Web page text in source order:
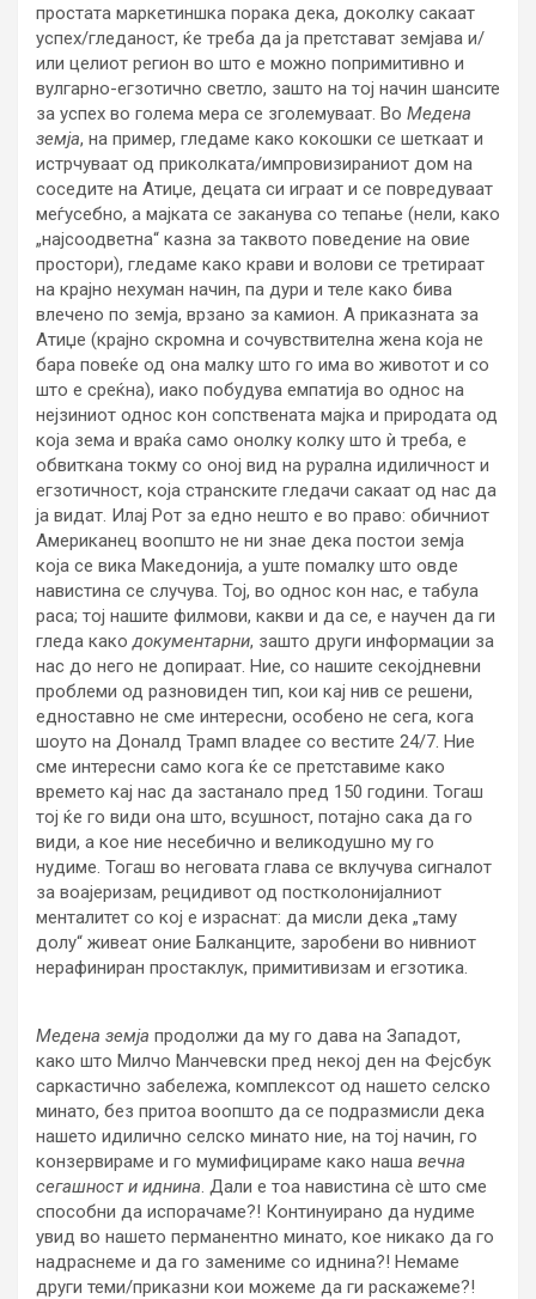
простата маркетиншка порака дека, доколку сакаат
успех/гледаност, ќе треба да ја претстават земјава и/
или целиот регион во што е можно попримитивно и
вулгарно-егзотично светло, зашто на тој начин шансите
за успех во голема мера се зголемуваат. Во Медена
земја, на пример, гледаме како кокошки се шеткаат и
истрчуваат од приколката/импровизираниот дом на
соседите на Атиџе, децата си играат и се повредуваат
меѓусебно, а мајката се заканува со тепање (нели, како
„најсоодветна“ казна за таквото поведение на овие
простори), гледаме како крави и волови се третираат
на крајно нехуман начин, па дури и теле како бива
влечено по земја, врзано за камион. А приказната за
Атиџе (крајно скромна и сочувствителна жена која не
бара повеќе од она малку што го има во животот и со
што е среќна), иако побудува емпатија во однос на
нејзиниот однос кон сопствената мајка и природата од
која зема и враќа само онолку колку што ѝ треба, е
обвиткана токму со оној вид на рурална идиличност и
егзотичност, која странските гледачи сакаат од нас да
ја видат. Илај Рот за едно нешто е во право: обичниот
Американец воопшто не ни знае дека постои земја
која се вика Македонија, а уште помалку што овде
навистина се случува. Тој, во однос кон нас, е табула
раса; тој нашите филмови, какви и да се, е научен да ги
гледа какодокументарни, зашто други информации за
нас до него не допираат. Ние, со нашите секојдневни
проблеми од разновиден тип, кои кај нив се решени,
едноставно не сме интересни, особено не сега, кога
шоуто на Доналд Трамп владее со вестите 24/7. Ние
сме интересни само кога ќе се претставиме како
времето кај нас да застанало пред 150 години. Тогаш
тој ќе го види она што, всушност, потајно сака да го
види, а кое ние несебично и великодушно му го
нудиме. Тогаш во неговата глава се вклучува сигналот
за воајеризам, рецидивот од постколонијалниот
менталитет со кој е израснат: да мисли дека „таму
долу“ живеат оние Балканците, заробени во нивниот
нерафиниран простаклук, примитивизам и егзотика.
Медена земја продолжи да му го дава на Западот,
како што Милчо Манчевски пред некој ден на Фејсбук
саркастично забележа, комплексот од нашето селско
минато, без притоа воопшто да се подразмисли дека
нашето идилично селско минато ние, на тој начин, го
конзервираме и го мумифицираме како наша вечна
сегашност и иднина. Дали е тоа навистина сè што сме
способни да испорачаме?! Континуирано да нудиме
увид во нашето перманентно минато, кое никако да го
надраснеме и да го замениме со иднина?! Немаме
други теми/приказни кои можеме да ги раскажеме?!